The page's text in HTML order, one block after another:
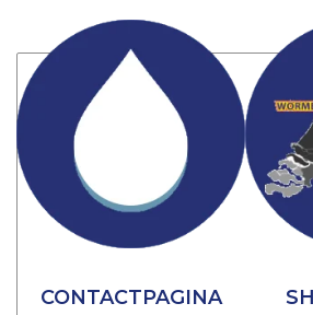
CONTACTPAGINA